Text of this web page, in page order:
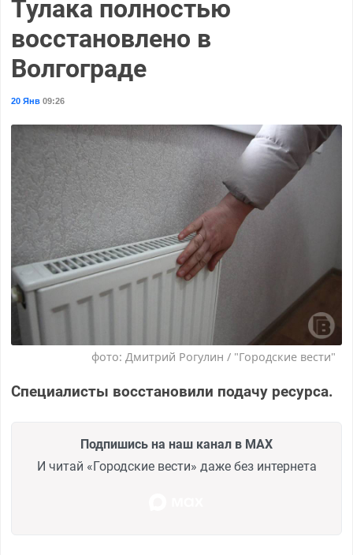
Тулака полностью
восстановлено в
Волгограде
20 Янв09:26
фото: Дмитрий Рогулин / "Городские вести"
Специалисты восстановили подачу ресурса.
Подпишись на наш канал в MAX
И читай «Городские вести» даже без интернета